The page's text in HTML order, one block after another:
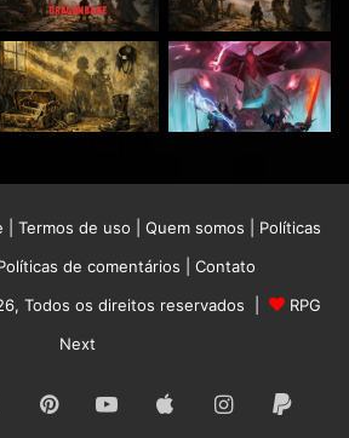
Termos de uso Quem somos
Políticas
de comentários
Contato
Todos os direitos reservados |
RPG
Next
PinterestYouTubeAppleInstagram